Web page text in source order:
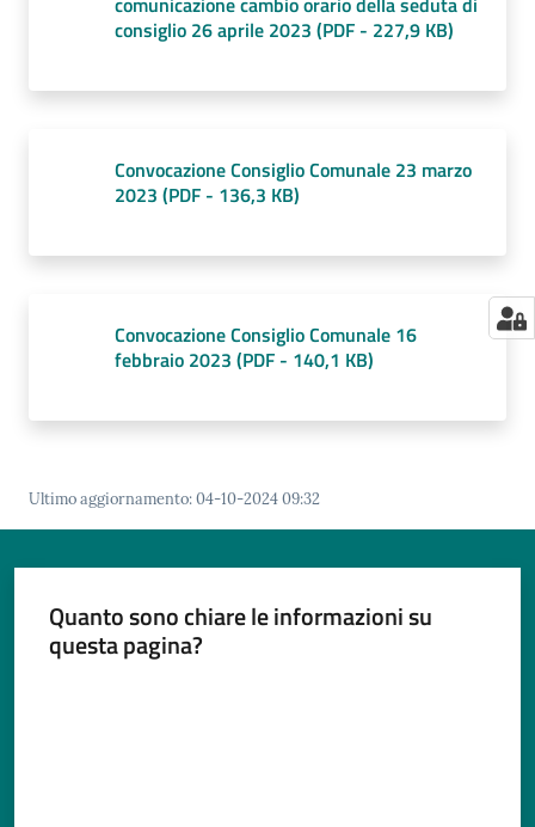
consiglio 26 aprile 2023 (PDF - 227,9 KB)
Convocazione Consiglio Comunale 23 marzo
2023 (PDF - 136,3 KB)
Convocazione Consiglio Comunale 16
febbraio 2023 (PDF - 140,1 KB)
Ultimo aggiornamento:04-10-2024 09:32
Quanto sono chiare le informazioni su
questa pagina?